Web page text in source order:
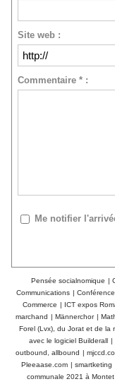
Site web :
Commentaire * :
Me notifier
Pensée socialnomique |
Communications |
Commerce | ICT expos
marchand | Männerchor |
Forel (Lvx), du Jorat et de la
avec le logiciel Builderall |
outbound, allbound |
Pleeaase.com | smartketing
communale 2021 à